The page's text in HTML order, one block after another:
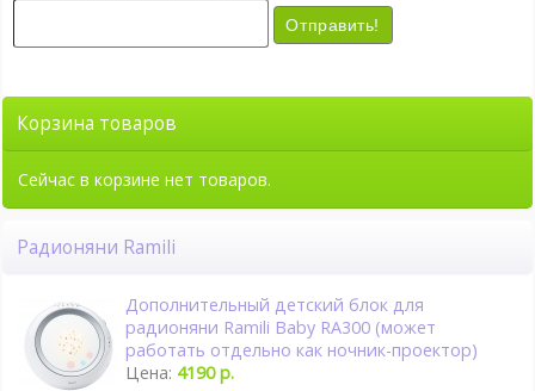
Отправить!
Корзина товаров
Сейчас в корзине нет товаров.
Радионяни Ramili
Дополнительный детский блок для
радионяни Ramili Baby RA300 (может
работать отдельно как ночник-проектор)
Цена: 4190 р.